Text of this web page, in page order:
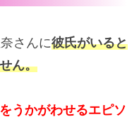
さんに彼氏がいると
ん。
うかがわせるエピソ